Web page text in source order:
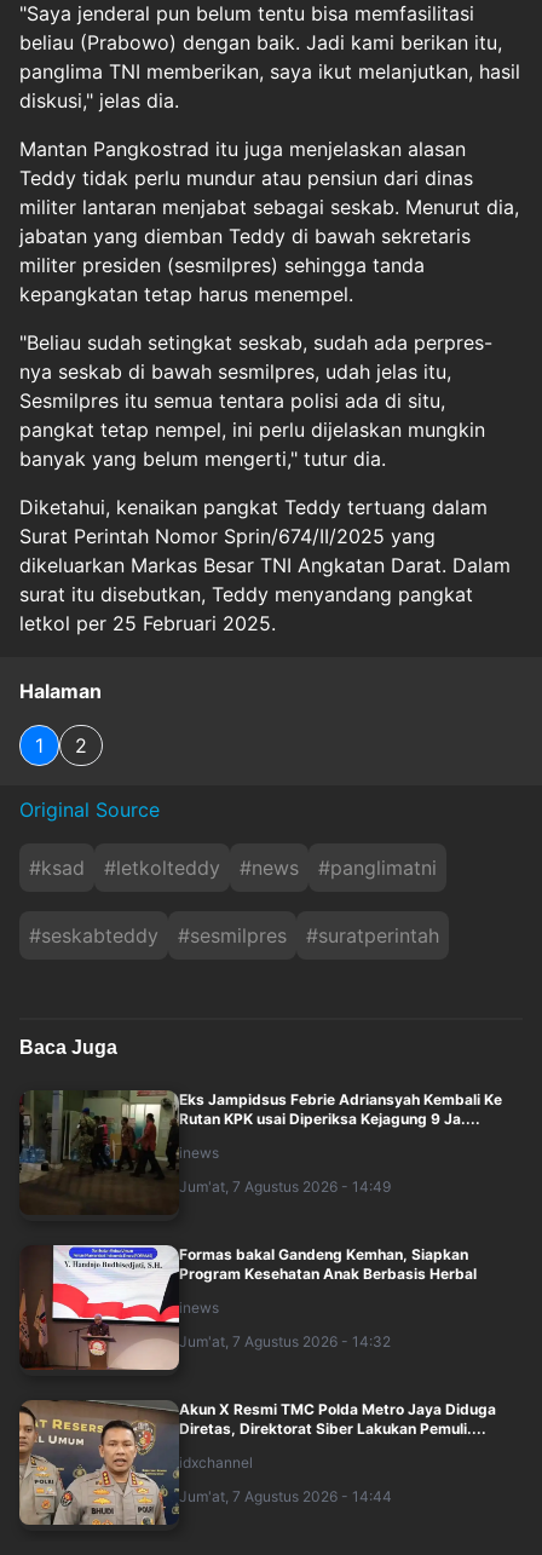
"Saya jenderal pun belum tentu bisa memfasilitasi
beliau (Prabowo) dengan baik. Jadi kami berikan itu,
panglima TNI memberikan, saya ikut melanjutkan, hasil
diskusi," jelas dia.
Mantan Pangkostrad itu juga menjelaskan alasan
Teddy tidak perlu mundur atau pensiun dari dinas
militer lantaran menjabat sebagai seskab. Menurut dia,
jabatan yang diemban Teddy di bawah sekretaris
militer presiden (sesmilpres) sehingga tanda
kepangkatan tetap harus menempel.
"Beliau sudah setingkat seskab, sudah ada perpres-
nya seskab di bawah sesmilpres, udah jelas itu,
Sesmilpres itu semua tentara polisi ada di situ,
pangkat tetap nempel, ini perlu dijelaskan mungkin
banyak yang belum mengerti," tutur dia.
Diketahui, kenaikan pangkat Teddy tertuang dalam
Surat Perintah Nomor Sprin/674/II/2025 yang
dikeluarkan Markas Besar TNI Angkatan Darat. Dalam
surat itu disebutkan, Teddy menyandang pangkat
letkol per 25 Februari 2025.
Halaman
1 2
Original Source
#ksad #letkolteddy #news #panglimatni
#seskabteddy #sesmilpres #suratperintah
Baca Juga
Eks Jampidsus Febrie Adriansyah Kembali Ke
Rutan KPK usai Diperiksa Kejagung 9 Ja....
inews
Jum'at, 7 Agustus 2026 - 14:49
Formas bakal Gandeng Kemhan, Siapkan
Program Kesehatan Anak Berbasis Herbal
inews
Jum'at, 7 Agustus 2026 - 14:32
Akun X Resmi TMC Polda Metro Jaya Diduga
Diretas, Direktorat Siber Lakukan Pemuli....
idxchannel
Jum'at, 7 Agustus 2026 - 14:44